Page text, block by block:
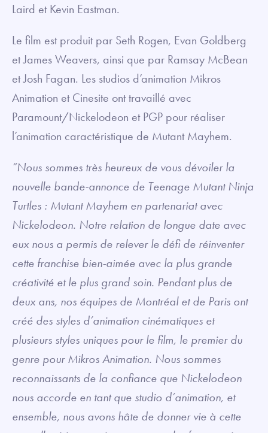
Laird et Kevin Eastman.
Le film est produit par Seth Rogen, Evan Goldberg
et James Weavers, ainsi que par Ramsay McBean
et Josh Fagan. Les studios d’animation Mikros
Animation et Cinesite ont travaillé avec
Paramount/Nickelodeon et PGP pour réaliser
l’animation caractéristique de Mutant Mayhem.
“Nous sommes très heureux de vous dévoiler la
nouvelle bande-annonce de Teenage Mutant Ninja
Turtles : Mutant Mayhem en partenariat avec
Nickelodeon. Notre relation de longue date avec
eux nous a permis de relever le défi de réinventer
cette franchise bien-aimée avec la plus grande
créativité et le plus grand soin. Pendant plus de
deux ans, nos équipes de Montréal et de Paris ont
créé des styles d’animation cinématiques et
plusieurs styles uniques pour le film, le premier du
genre pour Mikros Animation. Nous sommes
reconnaissants de la confiance que Nickelodeon
nous accorde en tant que studio d’animation, et
ensemble, nous avons hâte de donner vie à cette